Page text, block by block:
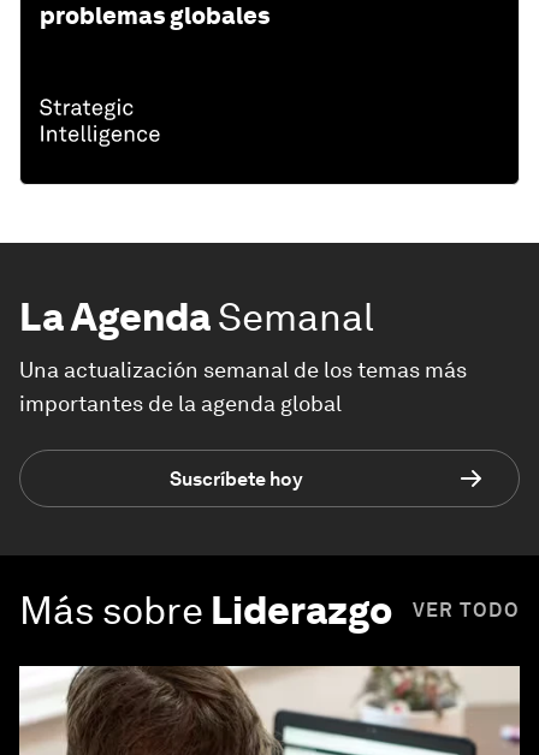
problemas globales
La AgendaSemanal
Una actualización semanal de los temas más
importantes de la agenda global
Suscríbete hoy
Más sobre Liderazgo VER TODO